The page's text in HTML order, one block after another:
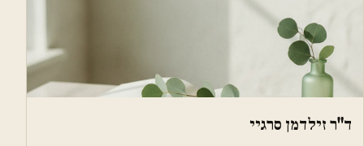
ד"ר זילדמן סרגיי